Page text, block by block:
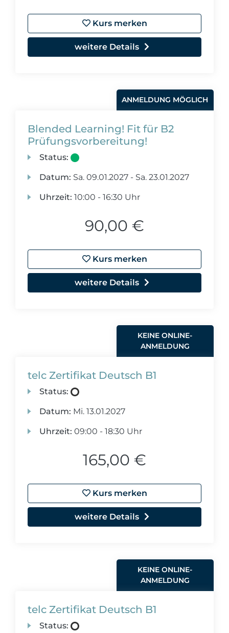
Kurs merken
weitere Details
ANMELDUNG MÖGLICH
Blended Learning! Fit für B2
Prüfungsvorbereitung!
Status:
Datum: Sa. 09.01.2027 - Sa. 23.01.2027
Uhrzeit: 10:00 - 16:30 Uhr
90,00 €
Kurs merken
weitere Details
KEINE ONLINE-
ANMELDUNG
telc Zertifikat Deutsch B1
Status:
Datum: Mi. 13.01.2027
Uhrzeit: 09:00 - 18:30 Uhr
165,00 €
Kurs merken
weitere Details
KEINE ONLINE-
ANMELDUNG
telc Zertifikat Deutsch B1
Status: